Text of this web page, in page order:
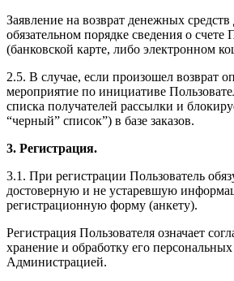
Заявление на возврат денежных
обязательном порядке сведения о счете
(банковской карте, либо электронном
2.5. В случае, если произошел возврат
мероприятие по инициативе
списка получателей рассылки и
“черный” список”) в базе заказов.
3. Регистрация.
3.1. При регистрации Пользователь
достоверную и не устаревшую
регистрационную форму (анкету).
Регистрация Пользователя означает
хранение и обработку его
Администрацией.